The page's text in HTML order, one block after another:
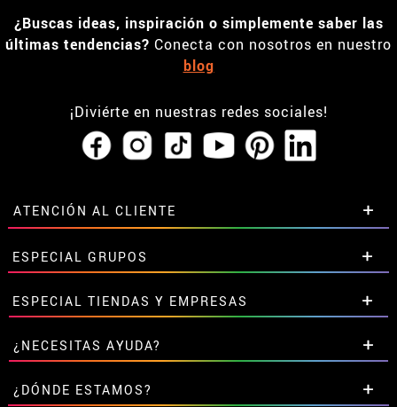
¿Buscas ideas, inspiración o simplemente saber las
últimas tendencias? Conecta con nosotros en nuestro
blog
¡Diviérte en nuestras redes sociales!
ATENCIÓN AL CLIENTE
• Horario tienda IBI
•Descuento estudiantes
• Sobre nosotros
• Condiciones de venta
• Aviso legal yPrivacidad
• Atencion al cliente
• Uso de Cookies
•Configuración de cookies
ESPECIAL GRUPOS
Descuentos especiales para grupos.
Contáctanos aquí
ESPECIAL TIENDAS Y EMPRESAS
Descuentos exclusivos para tiendas y empresas.
Contáctanos aquí
¿NECESITAS AYUDA?
Aún no he hecho mi pedido
¿DÓNDE ESTAMOS?